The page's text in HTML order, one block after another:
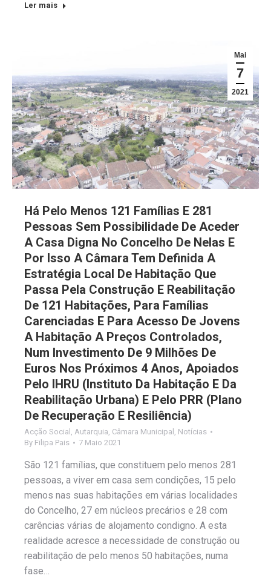
Ler mais
Mai
7
2021
Há Pelo Menos 121 Famílias E 281
Pessoas Sem Possibilidade De Aceder
A Casa Digna No Concelho De Nelas E
Por Isso A Câmara Tem Definida A
Estratégia Local De Habitação Que
Passa Pela Construção E Reabilitação
De 121 Habitações, Para Famílias
Carenciadas E Para Acesso De Jovens
A Habitação A Preços Controlados,
Num Investimento De 9 Milhões De
Euros Nos Próximos 4 Anos, Apoiados
Pelo IHRU (Instituto Da Habitação E Da
Reabilitação Urbana) E Pelo PRR (Plano
De Recuperação E Resiliência)
Acção Social Autarquia Câmara Municipal Notícias
By Filipa Pais 7 Maio 2021
São 121 famílias, que constituem pelo menos 281
pessoas, a viver em casa sem condições, 15 pelo
menos nas suas habitações em várias localidades
do Concelho, 27 em núcleos precários e 28 com
carências várias de alojamento condigno. A esta
realidade acresce a necessidade de construção ou
reabilitação de pelo menos 50 habitações, numa
fase…